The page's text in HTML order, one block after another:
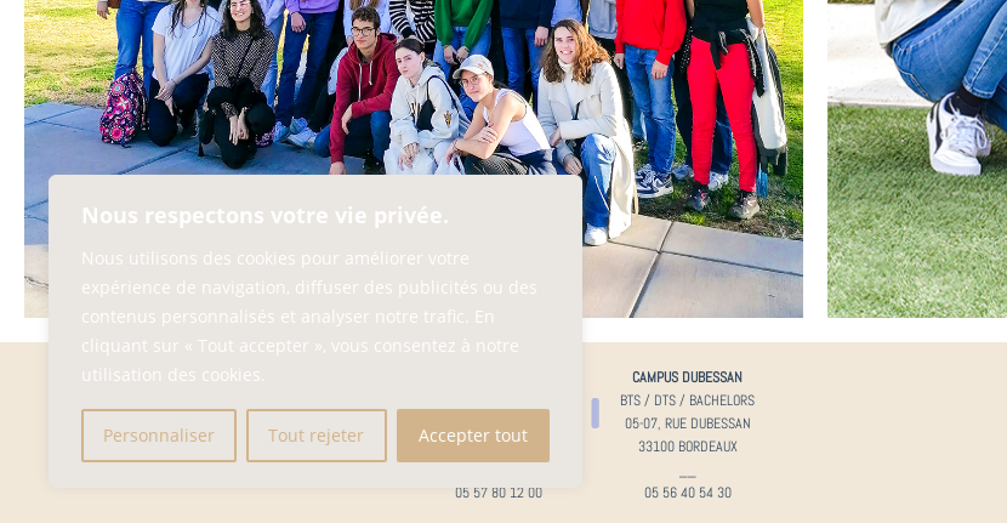
Nous respectons votre vie privée.
Nous utilisons des cookies pour améliorer votre
expérience de navigation, diffuser des publicités ou des
contenus personnalisés et analyser notre trafic. En
cliquant sur « Tout accepter », vous consentez à notre
utilisation des cookies.
Personnaliser Tout rejeter Accepter tout
33100 BORDEAUX
05 57 80 12 00
CAMPUS DUBESSAN
BTS / DTS / BACHELORS
05-07, RUE DUBESSAN
33100 BORDEAUX
05 56 40 54 30